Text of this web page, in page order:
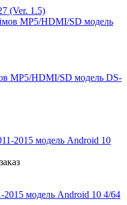
(Ver. 1.5)
MP5/HDMI/SD модель DS-
модель Android 10 4/64